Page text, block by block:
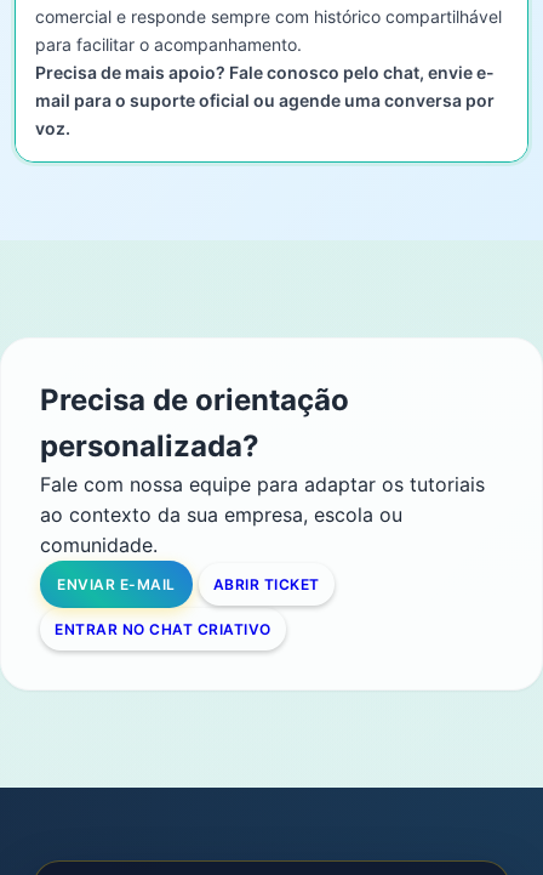
comercial e responde sempre com histórico compartilhável
para facilitar o acompanhamento.
Precisa de mais apoio? Fale conosco pelo chat, envie e-
mail para o suporte oficial ou agende uma conversa por
voz.
Precisa de orientação
personalizada?
Fale com nossa equipe para adaptar os tutoriais
ao contexto da sua empresa, escola ou
comunidade.
ENVIAR E-MAIL ABRIR TICKET
ENTRAR NO CHAT CRIATIVO